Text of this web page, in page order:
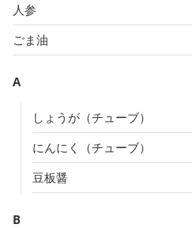
人参
ごま油
A
しょうが（チューブ）
にんにく（チューブ）
豆板醤
B